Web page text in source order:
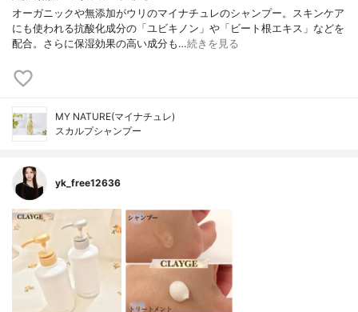
オーガニックや無添加がウリのマイナチュレのシャンプー。スキンケア
にも使われる抗酸化成分の「ユビキノン」や「ビート根エキス」などを
配合。さらに保湿効果の高い成分も…続きを見る
MY NATURE(マイナチュレ)
スカルプシャンプー
yk_free12636